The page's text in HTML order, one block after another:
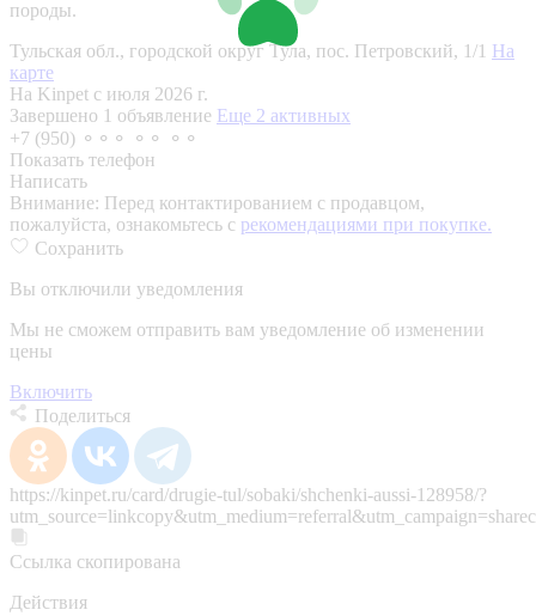
породы.
Тульская обл., городской округ Тула, пос. Петровский, 1/1 На
карте
На Kinpet c июля 2026 г.
Завершено 1 объявление Еще 2 активных
+7 (950) ⚬⚬⚬ ⚬⚬ ⚬⚬
Показать телефон
Написать
Внимание: Перед контактированием с продавцом,
пожалуйста, ознакомьтесь с рекомендациями при покупке.
Сохранить
Вы отключили уведомления
Мы не сможем отправить вам уведомление об изменении
цены
Включить
Поделиться
https://kinpet.ru/card/drugie-tul/sobaki/shchenki-aussi-128958/?
Ссылка скопирована
Действия